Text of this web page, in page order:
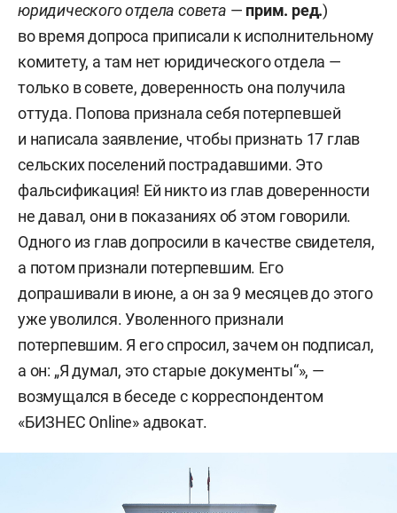
юридического отдела совета — прим. ред.)
во время допроса приписали к исполнительному
комитету, а там нет юридического отдела —
только в совете, доверенность она получила
оттуда. Попова признала себя потерпевшей
и написала заявление, чтобы признать 17 глав
сельских поселений пострадавшими. Это
фальсификация! Ей никто из глав доверенности
не давал, они в показаниях об этом говорили.
Одного из глав допросили в качестве свидетеля,
а потом признали потерпевшим. Его
допрашивали в июне, а он за 9 месяцев до этого
уже уволился. Уволенного признали
потерпевшим. Я его спросил, зачем он подписал,
а он: „Я думал, это старые документы“», —
возмущался в беседе с корреспондентом
«БИЗНЕС Online» адвокат.